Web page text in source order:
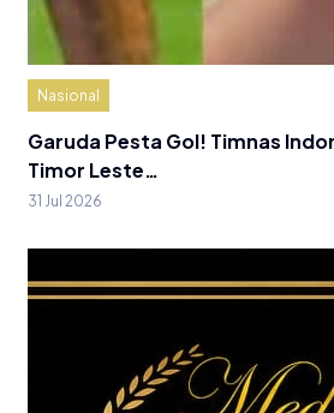
Nasional
Garuda Pesta Gol! Timnas
Timor Leste…
31 Jul 2026